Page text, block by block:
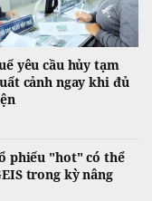
yêu cầu hủy tạm
cảnh ngay khi đủ
phiếu "hot" có thể
trong kỳ nâng